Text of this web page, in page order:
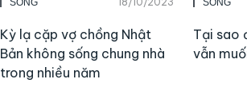
Kỳ lạ cặp vợ chồng Nhật
Bản không sống chung nhà
trong nhiều năm
Tại sao
vẫn